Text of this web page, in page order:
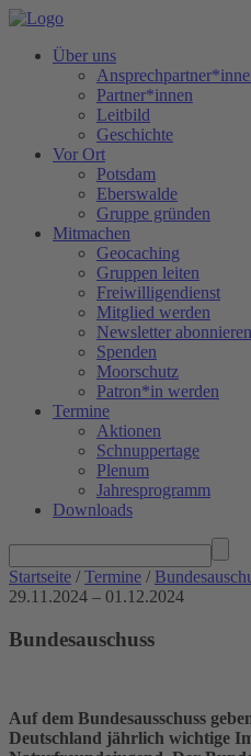
Über uns
Partner*innen
Leitbild
Geschichte
Vor Ort
Potsdam
Eberswalde
Gruppe gründen
Mitmachen
Geocaching
Gruppen leiten
Freiwilligendienst
Mitglied werden
Newsletter abonnieren
Spenden
Moorschutz
Patron*in werden
Termine
Aktionen
Schnuppertage
Plenum
Jahresprogramm
Downloads
Startseite / Termine /
29.11.2024 – 01.12.2024
Bundesauschuss
Auf dem Bundesausschuss
Deutschland jährlich wichtige